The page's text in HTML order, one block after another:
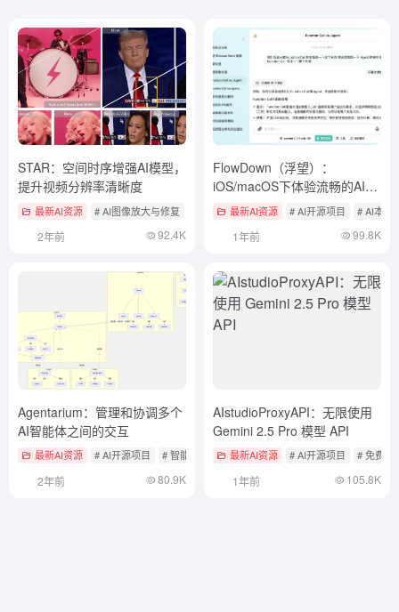
STAR：空间时序增强AI模型，
提升视频分辨率清晰度
最新AI资源 # AI图像放大与修复 # AI开源项目
2年前 92.4K
FlowDown（浮望）：
iOS/macOS下体验流畅的AI客
户端最新AI资源 # AI开源项目 # AI本地
1年前 99.8K
Agentarium：管理和协调多个
AI智能体之间的交互
最新AI资源 # AI开源项目 # 智能体开发框架
2年前 80.9K
AIstudioProxyAPI：无限使用
Gemini 2.5 Pro 模型 API
最新AI资源 # AI开源项目 # 免费大
1年前 105.8K